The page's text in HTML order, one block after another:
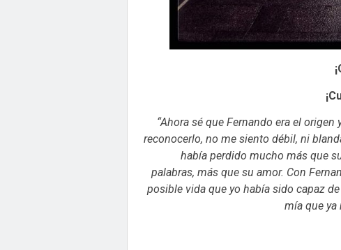
¡
¡
“Ahora sé que Fernando era el
reconocerlo, no me siento débil, ni
había perdido mucho más que
palabras, más que su amor. Con
posible vida que yo había sido capaz
mía que ya